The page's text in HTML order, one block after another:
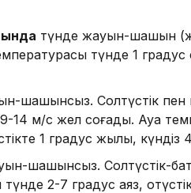
түнде жауын-шашын
түнде 1
шашынсыз. Солтүстік пен
9-14 м/с жел соғады. Ауа
1 градус жылы,
шашынсыз. Солтүстік-
2-7 градус аяз,